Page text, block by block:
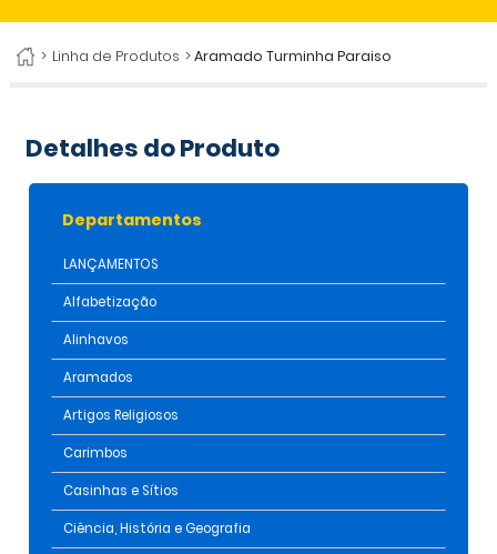
> Linha de Produtos >Aramado Turminha Paraiso
Detalhes do Produto
Departamentos
LANÇAMENTOS
Alfabetização
Alinhavos
Aramados
Artigos Religiosos
Carimbos
Casinhas e Sítios
Ciência, História e Geografia